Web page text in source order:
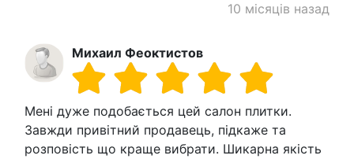
10 місяців назад
Михаил Феоктистов
Мені дуже подобається цей салон плитки.
Завжди привітний продавець, підкаже та
розповість що краще вибрати. Шикарна якість